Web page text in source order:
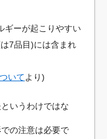
ギーが起こりやすい
7品目)には含まれ
いてより)
いうわけではな
の注意は必要で